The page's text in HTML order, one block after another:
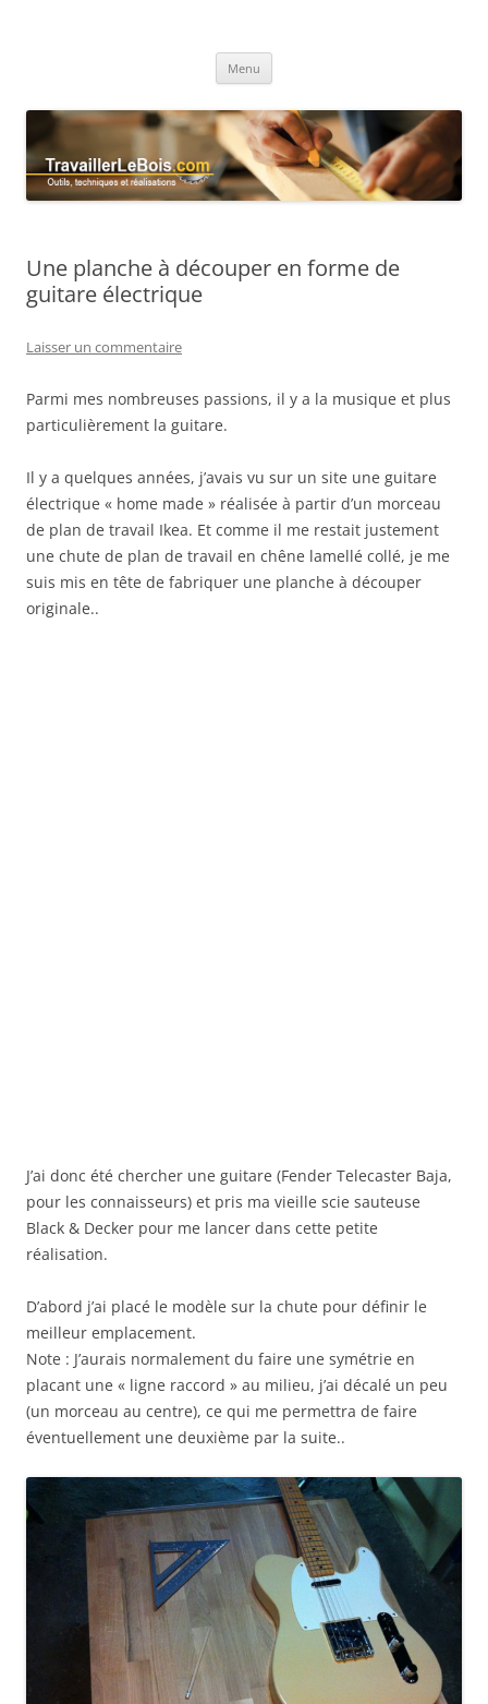
Menu
Une planche à découper en forme de
guitare électrique
Laisser un commentaire
Parmi mes nombreuses passions, il y a la musique et plus
particulièrement la guitare.
Il y a quelques années, j’avais vu sur un site une guitare
électrique « home made » réalisée à partir d’un morceau
de plan de travail Ikea. Et comme il me restait justement
une chute de plan de travail en chêne lamellé collé, je me
suis mis en tête de fabriquer une planche à découper
originale..
J’ai donc été chercher une guitare (Fender Telecaster Baja,
pour les connaisseurs) et pris ma vieille scie sauteuse
Black & Decker pour me lancer dans cette petite
réalisation.
D’abord j’ai placé le modèle sur la chute pour définir le
meilleur emplacement.
Note : J’aurais normalement du faire une symétrie en
placant une « ligne raccord » au milieu, j’ai décalé un peu
(un morceau au centre), ce qui me permettra de faire
éventuellement une deuxième par la suite..